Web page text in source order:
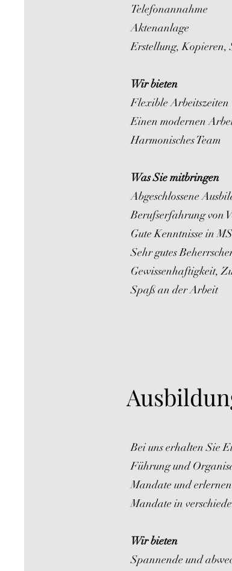
Telefonannahme
Aktenanlage
Erstellung, Kopieren,
Wir bieten
Flexible Arbeitszeiten
Einen modernen
Harmonisches Team
Was Sie mitbringen
Abgeschlossene
Berufserfahrung von
Gute Kenntnisse in
Sehr gutes
Gewissenhaftigkeit,
Spaß an der Arbeit
Bei uns erhalten Sie
Führung und
Mandate und
Mandate in
Wir bieten
Spannende und